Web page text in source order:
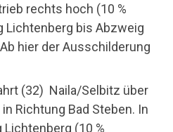
rechts hoch (10 %
Lichtenberg bis Abzweig
hier der Ausschilderung
(32) Naila/Selbitz über
Richtung Bad Steben. In
(10 %